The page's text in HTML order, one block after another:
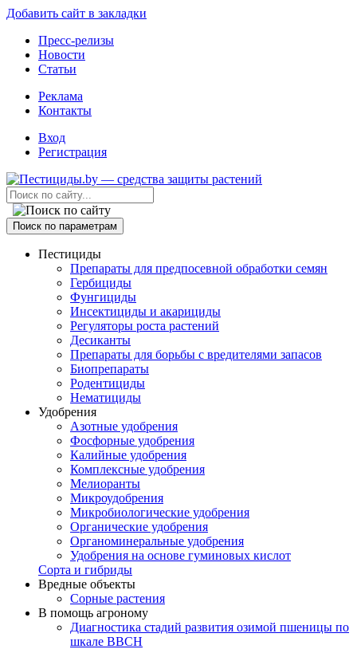
Добавить сайт в закладки
Пресс-релизы
Новости
Статьи
Реклама
Контакты
Вход
Регистрация
Поиск по параметрам
Пестициды
Препараты для предпосевной обработки семян
Гербициды
Фунгициды
Инсектициды и акарициды
Регуляторы роста растений
Десиканты
Препараты для борьбы с вредителями запасов
Биопрепараты
Родентициды
Нематициды
Удобрения
Азотные удобрения
Фосфорные удобрения
Калийные удобрения
Комплексные удобрения
Мелиоранты
Микроудобрения
Микробиологические удобрения
Органические удобрения
Органоминеральные удобрения
Удобрения на основе гуминовых кислот
Сорта и гибриды
Вредные объекты
Сорные растения
В помощь агроному
Диагностика стадий развития озимой пшеницы по
шкале ВВСН